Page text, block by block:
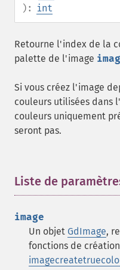
):
int
Retourne l'index de la
palette de l'image
Si vous créez l'image
couleurs utilisées dans
couleurs uniquement
seront pas.
Liste de
image
Un objet GdImage,
fonctions de